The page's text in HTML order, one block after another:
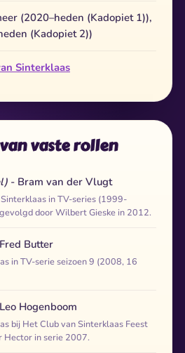
(2020–heden (Kadopiet 1)),
(Kadopiet 2))
Sinterklaas
vaste rollen
- Bram van der Vlugt
in TV-series (1999-
door Wilbert Gieske in 2012.
Butter
in TV-serie seizoen 9 (2008, 16
Hogenboom
bij Het Club van Sinterklaas Feest
Hector in serie 2007.